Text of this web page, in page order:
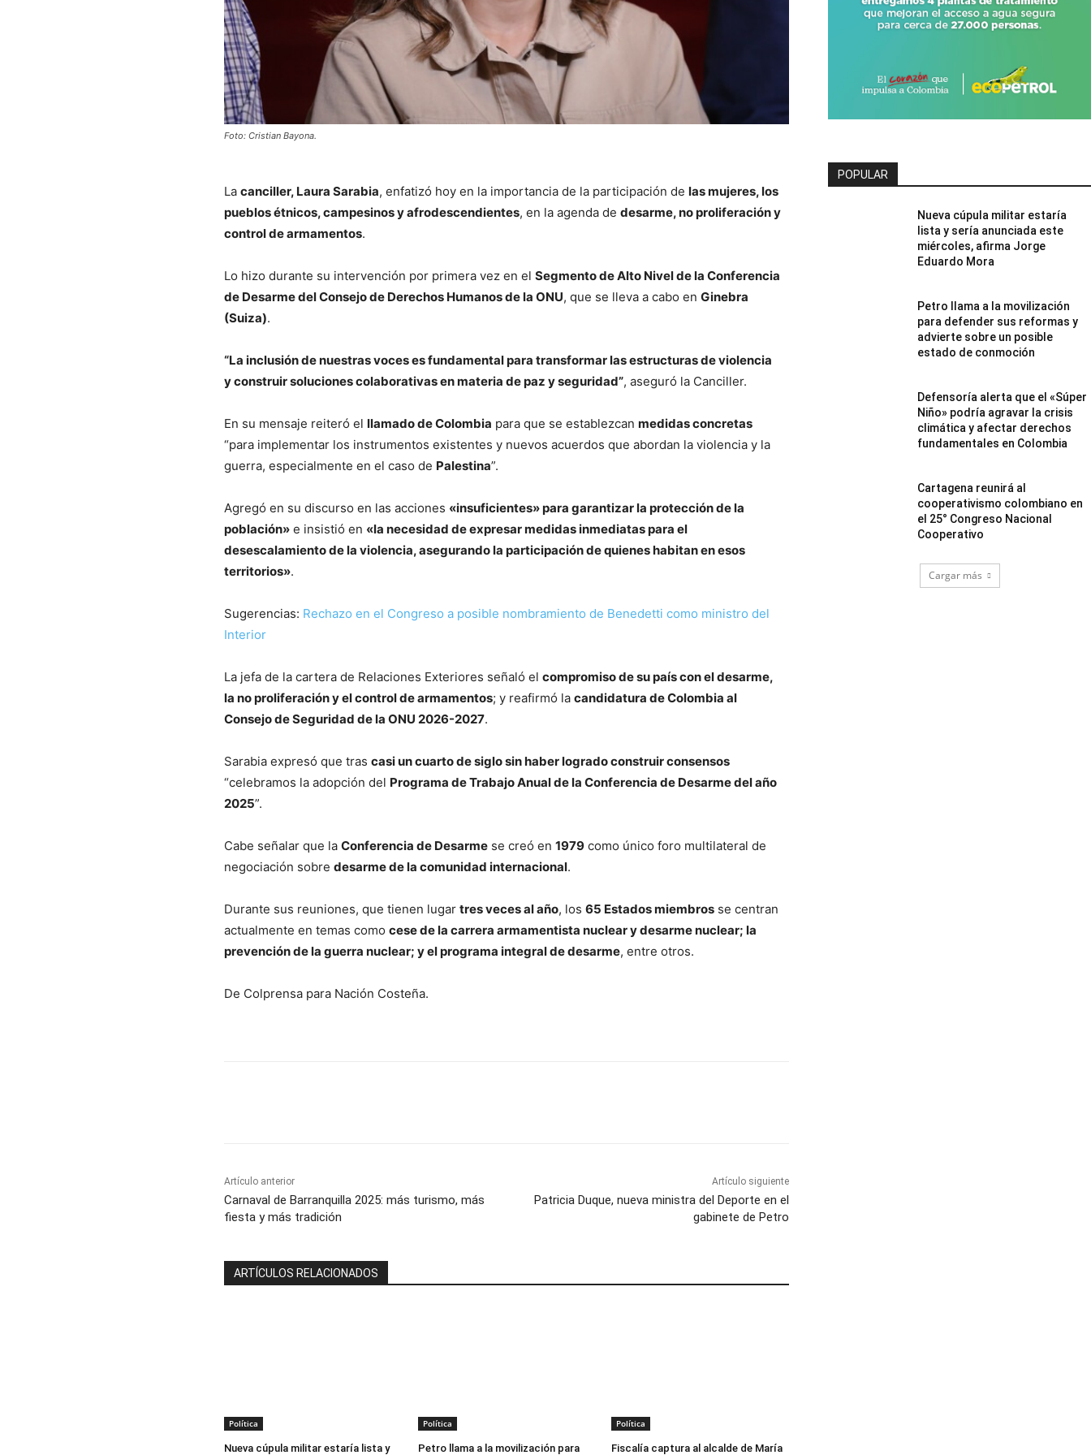
Foto: Cristian Bayona.
La canciller, Laura Sarabia, enfatizó hoy en la importancia de la participación de las mujeres, los
pueblos étnicos, campesinos y afrodescendientes, en la agenda de desarme, no proliferación y
control de armamentos.
Lo hizo durante su intervención por primera vez en el Segmento de Alto Nivel de la Conferencia
de Desarme del Consejo de Derechos Humanos de la ONU, que se lleva a cabo en Ginebra
(Suiza).
“La inclusión de nuestras voces es fundamental para transformar las estructuras de violencia
y construir soluciones colaborativas en materia de paz y seguridad”, aseguró la Canciller.
En su mensaje reiteró el llamado de Colombia para que se establezcan medidas concretas
“para implementar los instrumentos existentes y nuevos acuerdos que abordan la violencia y la
guerra, especialmente en el caso de Palestina”.
Agregó en su discurso en las acciones «insuficientes» para garantizar la protección de la
población» e insistió en «la necesidad de expresar medidas inmediatas para el
desescalamiento de la violencia, asegurando la participación de quienes habitan en esos
territorios».
Sugerencias: Rechazo en el Congreso a posible nombramiento de Benedetti como ministro del
Interior
La jefa de la cartera de Relaciones Exteriores señaló el compromiso de su país con el desarme,
la no proliferación y el control de armamentos; y reafirmó la candidatura de Colombia al
Consejo de Seguridad de la ONU 2026-2027.
Sarabia expresó que tras casi un cuarto de siglo sin haber logrado construir consensos
“celebramos la adopción del Programa de Trabajo Anual de la Conferencia de Desarme del año
2025”.
Cabe señalar que la Conferencia de Desarme se creó en 1979 como único foro multilateral de
negociación sobre desarme de la comunidad internacional.
Durante sus reuniones, que tienen lugar tres veces al año, los 65 Estados miembros se centran
actualmente en temas como cese de la carrera armamentista nuclear y desarme nuclear; la
prevención de la guerra nuclear; y el programa integral de desarme, entre otros.
De Colprensa para Nación Costeña.
Artículo anterior
Carnaval de Barranquilla 2025: más turismo, más
fiesta y más tradición
Artículo siguiente
Patricia Duque, nueva ministra del Deporte en el
gabinete de Petro
ARTÍCULOS RELACIONADOS
Política
Nueva cúpula militar estaría lista y
Política
Petro llama a la movilización para
Política
Fiscalía captura al alcalde de María
POPULAR
Nueva cúpula militar estaría
lista y sería anunciada este
miércoles, afirma Jorge
Eduardo Mora
Petro llama a la movilización
para defender sus reformas y
advierte sobre un posible
estado de conmoción
Defensoría alerta que el «Súper
Niño» podría agravar la crisis
climática y afectar derechos
fundamentales en Colombia
Cartagena reunirá al
cooperativismo colombiano en
el 25° Congreso Nacional
Cooperativo
Cargar más